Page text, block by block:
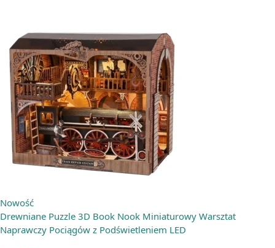
Nowość
Drewniane Puzzle 3D Book Nook Miniaturowy Warsztat
Naprawczy Pociągów z Podświetleniem LED